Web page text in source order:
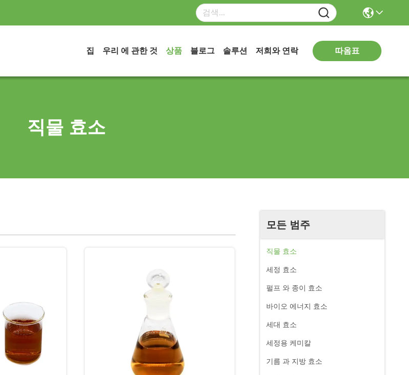
집 우리 에 관한 것 상품 블로그 솔루션 저희와 연락 따옴표
직물 효소
모든 범주
직물 효소
세정 효소
펄프 와 종이 효소
바이오 에너지 효소
세대 효소
세정용 케미칼
기름 과 지방 효소